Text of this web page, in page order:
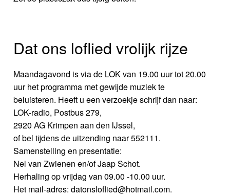
Dat ons loflied vrolijk rijze
Maandagavond is via de LOK van 19.00 uur tot 20.00
uur het programma met gewijde muziek te
beluisteren. Heeft u een verzoekje schrijf dan naar:
LOK-radio, Postbus 279,
2920 AG Krimpen aan den IJssel,
of bel tijdens de uitzending naar 552111.
Samenstelling en presentatie:
Nel van Zwienen en/of Jaap Schot.
Herhaling op vrijdag van 09.00 -10.00 uur.
Het mail-adres: datonsloflied@hotmail.com.